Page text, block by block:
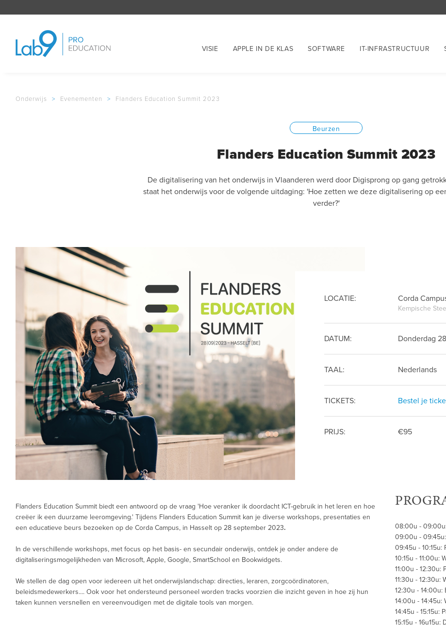
VISIE APPLE IN DE KLAS SOFTWARE IT-INFRASTRUCTUUR
Onderwijs > Evenementen > Flanders Education Summit 2023
Beurzen
Flanders Education Summit 2023
De digitalisering van het onderwijs in Vlaanderen werd door Digisprong op gang
staat het onderwijs voor de volgende uitdaging: 'Hoe zetten we deze digitalisering op
verder?'
LOCATIE: Corda
Kempische
DATUM: Donderdag
TAAL: Nederlands
TICKETS: Bestel je
PRIJS: €95
Flanders Education Summit biedt een antwoord op de vraag 'Hoe veranker ik doordacht ICT-gebruik in het leren en hoe
creëer ik een duurzame leeromgeving.' Tijdens Flanders Education Summit kan je diverse workshops, presentaties en
een educatieve beurs bezoeken op de Corda Campus, in Hasselt op 28 september 2023.
In de verschillende workshops, met focus op het basis- en secundair onderwijs, ontdek je onder andere de
digitaliseringsmogelijkheden van Microsoft, Apple, Google, SmartSchool en Bookwidgets.
We stellen de dag open voor iedereen uit het onderwijslandschap: directies, leraren, zorgcoördinatoren,
beleidsmedewerkers.... Ook voor het ondersteund personeel worden tracks voorzien die inzicht geven in hoe zij hun
taken kunnen versnellen en vereenvoudigen met de digitale tools van morgen.
08:00u -
09:00u -
09:45u - 10:15u:
10:15u - 11:00u:
11:00u - 12:30u:
11:30u - 12:30u:
12:30u -
14:00u - 14:45u:
14:45u - 15:15u:
15:15u - 16u15u: